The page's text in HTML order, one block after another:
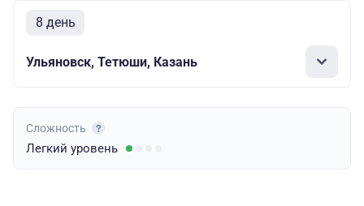
8 день
Ульяновск, Тетюши, Казань
Сложность
Легкий уровень